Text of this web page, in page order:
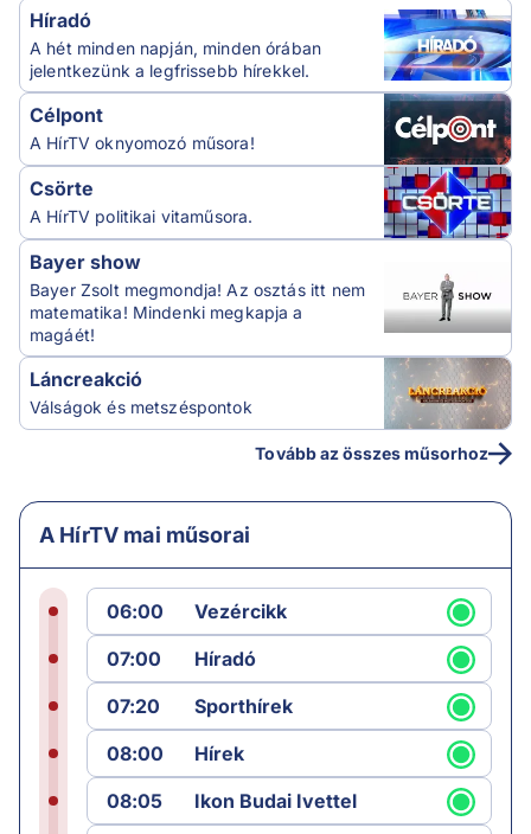
Híradó
A hét minden napján, minden órában
jelentkezünk a legfrissebb hírekkel.
Célpont
A HírTV oknyomozó műsora!
Csörte
A HírTV politikai vitaműsora.
Bayer show
Bayer Zsolt megmondja! Az osztás itt nem
matematika! Mindenki megkapja a
magáét!
Láncreakció
Válságok és metszéspontok
Tovább az összes műsorhoz
A HírTV mai műsorai
06:00
Vezércikk
07:00
Híradó
07:20
Sporthírek
08:00
Hírek
08:05
Ikon Budai Ivettel